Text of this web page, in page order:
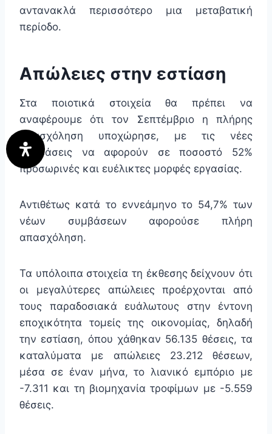
αντανακλά περισσότερο μια μεταβατική
περίοδο.
Απώλειες στην εστίαση
Στα ποιοτικά στοιχεία θα πρέπει να
αναφέρουμε ότι τον Σεπτέμβριο η πλήρης
απασχόληση υποχώρησε, με τις νέες
συμβάσεις να αφορούν σε ποσοστό 52%
προσωρινές και ευέλικτες μορφές εργασίας.
Αντιθέτως κατά το εννεάμηνο το 54,7% των
νέων συμβάσεων αφορούσε πλήρη
απασχόληση.
Τα υπόλοιπα στοιχεία τη έκθεσης δείχνουν ότι
οι μεγαλύτερες απώλειες προέρχονται από
τους παραδοσιακά ευάλωτους στην έντονη
εποχικότητα τομείς της οικονομίας, δηλαδή
την εστίαση, όπου χάθηκαν 56.135 θέσεις, τα
καταλύματα με απώλειες 23.212 θέσεων,
μέσα σε έναν μήνα, το λιανικό εμπόριο με
-7.311 και τη βιομηχανία τροφίμων με -5.559
θέσεις.